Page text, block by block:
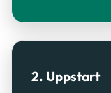
2. Uppstart